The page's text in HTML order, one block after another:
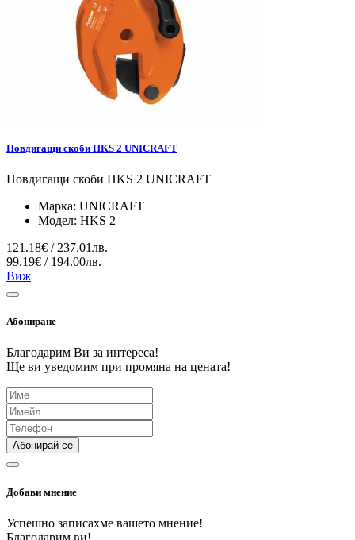
Повдигащи скоби HKS 2 UNICRAFT
Повдигащи скоби HKS 2 UNICRAFT
Марка: UNICRAFT
Модел: HKS 2
121.18€ / 237.01лв.
99.19€ / 194.00лв.
Виж
Абониране
Благодарим Ви за интереса!
Ще ви уведомим при промяна на цената!
Абонирай се
Добави мнение
Успешно записахме вашето мнение!
Благодарим ви!